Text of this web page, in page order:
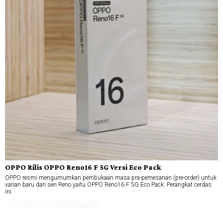
OPPO Rilis OPPO Reno16 F 5G Versi Eco Pack
OPPO resmi mengumumkan pembukaan masa pra-pemesanan (pre-order) untuk
varian baru dari seri Reno yaitu OPPO Reno16 F 5G Eco Pack. Perangkat cerdas
ini